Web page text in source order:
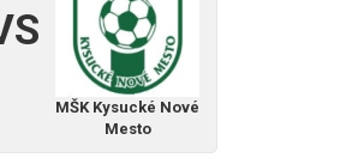
MŠK Kysucké Nové
Mesto